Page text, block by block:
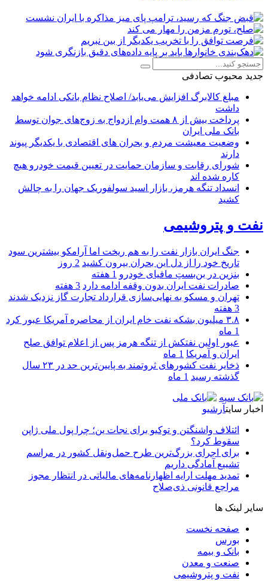
جدید محبوب تصادفی
مبلغ کالابرگ افزایش می‌یابد/ اصلاح نظام بانکی ادامه خواهد
داشت
پرداخت بیش از ۸ همت وام ازدواج به زوج‌های جوان توسط
بانک ملی ایران
وضعیت معیشت مردم و بحران های اقتصادی با یکدیگر پیوند
دارند
شورای رقابت و سازمان حمایت در تعیین قیمت خودرو هیچ
کاره شده اند
انسداد تنگه هرمز، بازار اسید سولفوریک جهان را به چالش
کشید
نفت و پتروشیمی
جنگ ایران بازار نفت را به هم ریخت اما آرامکو بیشترین سود
تاریخ خود را از دل این بحران بیرون کشید 2 روز
بنزین در بن‌بستِ مافیای خودرو 1 هفته
صادرات نفت ایران بدون وقفه ادامه دارد 3 هفته
تهران و مسکو به نهایی‌سازی قرارداد تجارت گاز نزدیک شدند
3 هفته
۳.۸ میلیون بشکه نفت خام ایران از محاصره آمریکا عبور کرد
1 ماه
عبور اولین نفتکش از تنگه هرمز پس از اعلام توافق صلح
ایران و آمریکا 1 ماه
ذخایر نفت کشورهای ثروتمند به پایین‌ترین حد در ۲۳ سال
گذشته رسید 1 ماه
اخبار سایتآرشیو
ائتلاف واشنگتن و توکیو برای نجات ین؛ چرا پول ملی ژاپن
سقوط کرد؟
برای اجرای بزرگ‌ترین طرح حمل‌ونقل کشور در مراسم
تشییع آمادگی داریم
تمدید مهلت ارایه اظهارنامه‌های مالیاتی در انتظار مجوز
مراجع قانونی ذی‌‏صلاح
سایر لینک ها
صفحه نخست
بورس
بانک و بیمه
صنعت و معدن
نفت و پتروشیمی